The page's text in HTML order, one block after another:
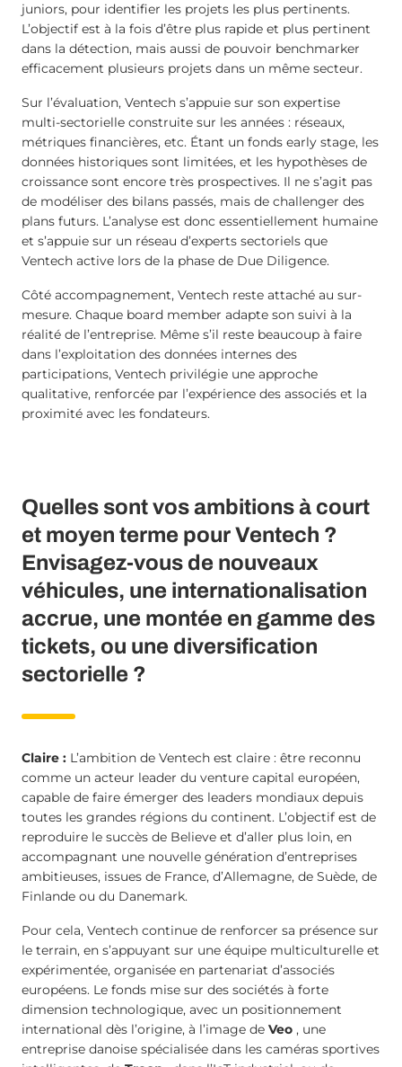
juniors, pour identifier les projets les plus pertinents.
L’objectif est à la fois d’être plus rapide et plus pertinent
dans la détection, mais aussi de pouvoir benchmarker
efficacement plusieurs projets dans un même secteur.
Sur l’évaluation, Ventech s’appuie sur son expertise
multi-sectorielle construite sur les années : réseaux,
métriques financières, etc. Étant un fonds early stage, les
données historiques sont limitées, et les hypothèses de
croissance sont encore très prospectives. Il ne s’agit pas
de modéliser des bilans passés, mais de challenger des
plans futurs. L’analyse est donc essentiellement humaine
et s’appuie sur un réseau d’experts sectoriels que
Ventech active lors de la phase de Due Diligence.
Côté accompagnement, Ventech reste attaché au sur-
mesure. Chaque board member adapte son suivi à la
réalité de l’entreprise. Même s’il reste beaucoup à faire
dans l’exploitation des données internes des
participations, Ventech privilégie une approche
qualitative, renforcée par l’expérience des associés et la
proximité avec les fondateurs.
Quelles sont vos ambitions à court
et moyen terme pour Ventech ?
Envisagez-vous de nouveaux
véhicules, une internationalisation
accrue, une montée en gamme des
tickets, ou une diversification
sectorielle ?
Claire : L’ambition de Ventech est claire : être reconnu
comme un acteur leader du venture capital européen,
capable de faire émerger des leaders mondiaux depuis
toutes les grandes régions du continent. L’objectif est de
reproduire le succès de Believe et d’aller plus loin, en
accompagnant une nouvelle génération d’entreprises
ambitieuses, issues de France, d’Allemagne, de Suède, de
Finlande ou du Danemark.
Pour cela, Ventech continue de renforcer sa présence sur
le terrain, en s’appuyant sur une équipe multiculturelle et
expérimentée, organisée en partenariat d’associés
européens. Le fonds mise sur des sociétés à forte
dimension technologique, avec un positionnement
international dès l’origine, à l’image de Veo , une
entreprise danoise spécialisée dans les caméras sportives